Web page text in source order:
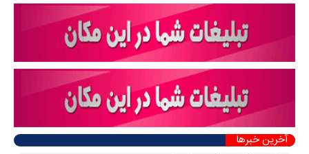
آخرین خبرها